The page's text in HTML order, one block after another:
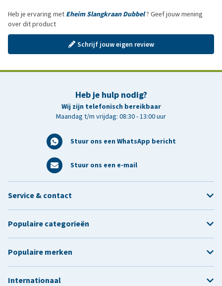
Heb je ervaring met Eheim Slangkraan Dubbel? Geef jouw mening
over dit product
Schrijf jouw eigen review
Heb je hulp nodig?
Wij zijn telefonisch bereikbaar
Maandag t/m vrijdag: 08:30 - 13:00 uur
Stuur ons een WhatsApp bericht
Stuur ons een e-mail
Service & contact
Populaire categorieën
Populaire merken
Internationaal